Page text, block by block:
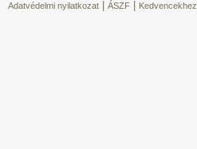
Adatvédelmi nyilatkozat ÁSZF Kedvencekhez